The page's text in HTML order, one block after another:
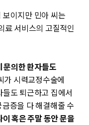
이지만 민아 씨는
료 서비스의 고질적인
문의한 환자들도
가 시력교정수술에
도 퇴근하고 집에서
증을 다 해결해줄 수
혹은 주말 동안 문을